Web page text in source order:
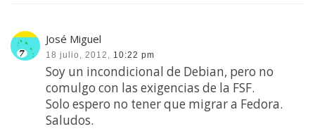
José Miguel
18 julio, 2012, 10:22 pm
Soy un incondicional de Debian, pero no
comulgo con las exigencias de la FSF.
Solo espero no tener que migrar a Fedora.
Saludos.